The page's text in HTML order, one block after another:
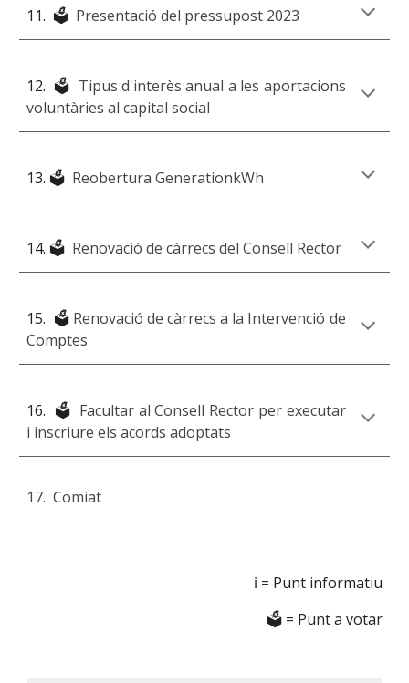
11. 🗳️ Presentació del pressupost 2023
12. 🗳️ Tipus d'interès anual a les aportacions
voluntàries al capital social
13. 🗳️ Reobertura GenerationkWh
14. 🗳️ Renovació de càrrecs del Consell Rector
15. 🗳️ Renovació de càrrecs a la Intervenció de
Comptes
16. 🗳️ Facultar al Consell Rector per executar
i inscriure els acords adoptats
17.Comiat
ℹ️ = Punt informatiu
🗳️ = Punt a votar